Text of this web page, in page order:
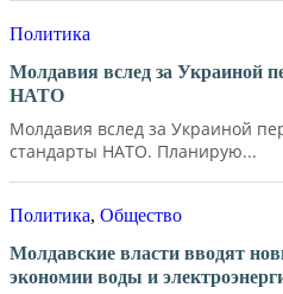
Политика
Молдавия вслед за Украиной
НАТО
Молдавия вслед за Украиной
стандарты НАТО. Планирую...
Политика, Общество
Молдавские власти вводят
экономии воды и